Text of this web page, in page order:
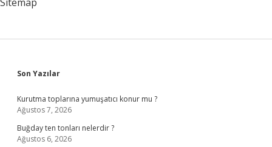
Sidebar
Son Yazılar
Kurutma toplarına yumuşatıcı konur mu ?
Ağustos 7, 2026
Buğday ten tonları nelerdir ?
Ağustos 6, 2026